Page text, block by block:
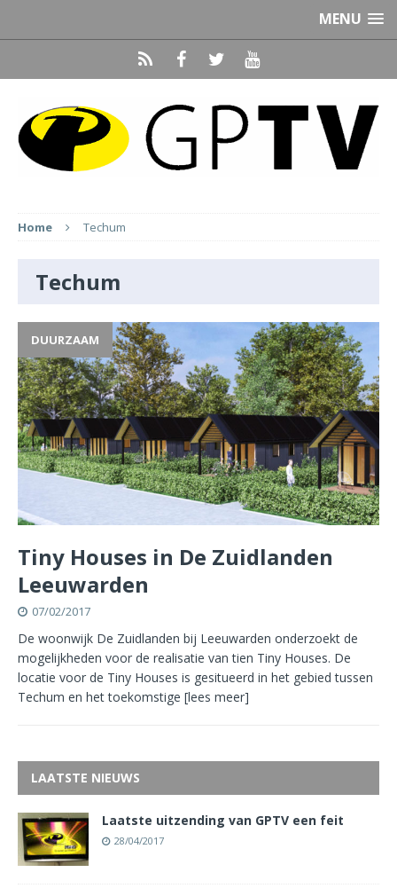
MENU
Home Techum
Techum
DUURZAAM
Tiny Houses in De Zuidlanden
Leeuwarden
07/02/2017
De woonwijk De Zuidlanden bij Leeuwarden onderzoekt de
mogelijkheden voor de realisatie van tien Tiny Houses. De
locatie voor de Tiny Houses is gesitueerd in het gebied tussen
Techum en het toekomstige [lees meer]
LAATSTE NIEUWS
Laatste uitzending van GPTV een feit
28/04/2017